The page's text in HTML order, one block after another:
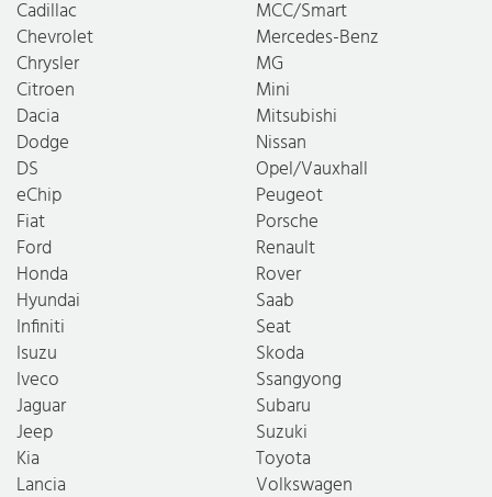
Cadillac
Chevrolet
Chrysler
Citroen
Dacia
Dodge
DS
eChip
Fiat
Ford
Honda
Hyundai
Infiniti
Isuzu
Iveco
Jaguar
Jeep
Kia
Lancia
MCC/Smart
Mercedes-Benz
MG
Mini
Mitsubishi
Nissan
Opel/Vauxhall
Peugeot
Porsche
Renault
Rover
Saab
Seat
Skoda
Ssangyong
Subaru
Suzuki
Toyota
Volkswagen